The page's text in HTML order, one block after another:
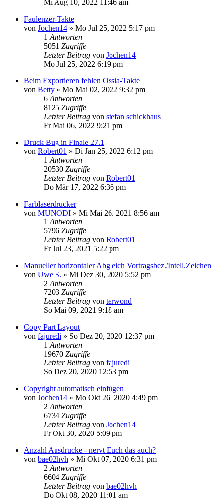
Mi Aug 10, 2022 11:46 am
Faulenzer-Takte
von Jochen14 » Mo Jul 25, 2022 5:17 pm
1 Antworten
5051 Zugriffe
Letzter Beitrag von Jochen14
Mo Jul 25, 2022 6:19 pm
Beim Exportieren fehlen Ossia-Takte
von Betty » Mo Mai 02, 2022 9:32 pm
6 Antworten
8125 Zugriffe
Letzter Beitrag von stefan schickhaus
Fr Mai 06, 2022 9:21 pm
Druck Bug in Finale 27.1
von Robert01 » Di Jan 25, 2022 6:12 pm
1 Antworten
20530 Zugriffe
Letzter Beitrag von Robert01
Do Mär 17, 2022 6:36 pm
Farblaserdrucker
von MUNODI » Mi Mai 26, 2021 8:56 am
1 Antworten
5796 Zugriffe
Letzter Beitrag von Robert01
Fr Jul 23, 2021 5:22 pm
Manueller horizontaler Abgleich Vortragsbez./Intell.Zeichen
von Uwe S. » Mi Dez 30, 2020 5:52 pm
2 Antworten
7203 Zugriffe
Letzter Beitrag von terwond
So Mai 09, 2021 9:18 am
Copy Part Layout
von fajuredi » So Dez 20, 2020 12:37 pm
1 Antworten
19670 Zugriffe
Letzter Beitrag von fajuredi
So Dez 20, 2020 12:53 pm
Copyright automatisch einfügen
von Jochen14 » Mo Okt 26, 2020 4:49 pm
2 Antworten
6734 Zugriffe
Letzter Beitrag von Jochen14
Fr Okt 30, 2020 5:09 pm
Anzahl Ausdrucke - nervt Euch das auch?
von bae02hvh » Mi Okt 07, 2020 6:31 pm
2 Antworten
6604 Zugriffe
Letzter Beitrag von bae02hvh
Do Okt 08, 2020 11:01 am